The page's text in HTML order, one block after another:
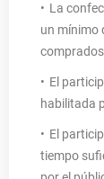
La
un mínimo
El
habilitada
El
tiempo